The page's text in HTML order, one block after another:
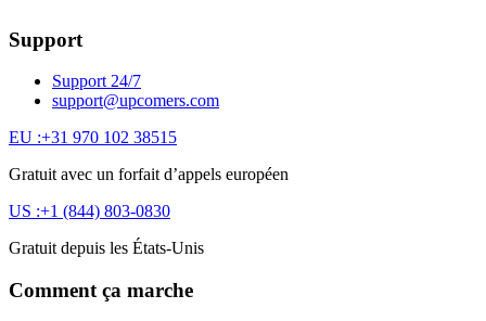
Support
Support 24/7
support@upcomers.com
EU :+31 970 102 38515
Gratuit avec un forfait d’appels européen
US :+1 (844) 803-0830
Gratuit depuis les États-Unis
Comment ça marche